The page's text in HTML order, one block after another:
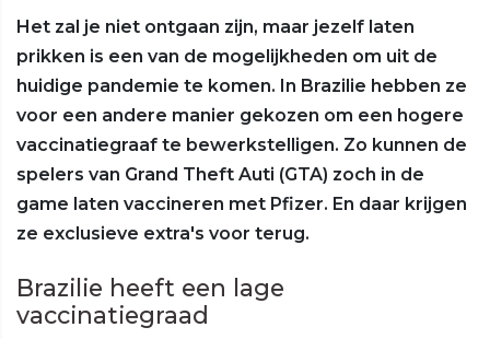
Het zal je niet ontgaan zijn, maar jezelf laten
prikken is een van de mogelijkheden om uit de
huidige pandemie te komen. In Brazilie hebben ze
voor een andere manier gekozen om een hogere
vaccinatiegraaf te bewerkstelligen. Zo kunnen de
spelers van Grand Theft Auti (GTA) zoch in de
game laten vaccineren met Pfizer. En daar krijgen
ze exclusieve extra's voor terug.
Brazilie heeft een lage
vaccinatiegraad